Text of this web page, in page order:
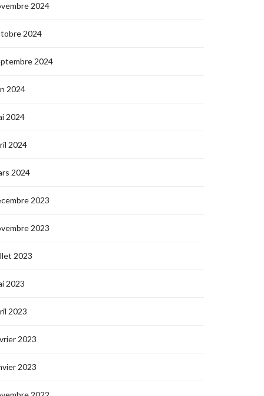
2024
2024
2024
2024
2024
2024
2024
2023
2023
2023
2023
2023
2023
2023